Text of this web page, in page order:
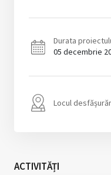
Durata
05 decembrie
Locul
ACTIVITĂȚI